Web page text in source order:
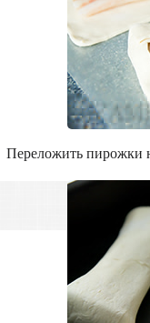
Переложить пирожки